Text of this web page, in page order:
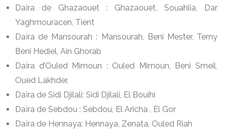
Daïra de Ghazaouet : Ghazaouet, Souahlia, Dar
Yaghmouracen, Tient
Daïra de Mansourah : Mansourah, Beni Mester, Terny
Beni Hediel, Ain Ghorab
Daïra d’Ouled Mimoun : Ouled Mimoun, Beni Smeil,
Oued Lakhder,
Daïra de Sidi Djilali: Sidi Djilali, El Bouihi
Daïra de Sebdou : Sebdou, El Aricha , El Gor
Daïra de Hennaya: Hennaya, Zenata, Ouled Riah